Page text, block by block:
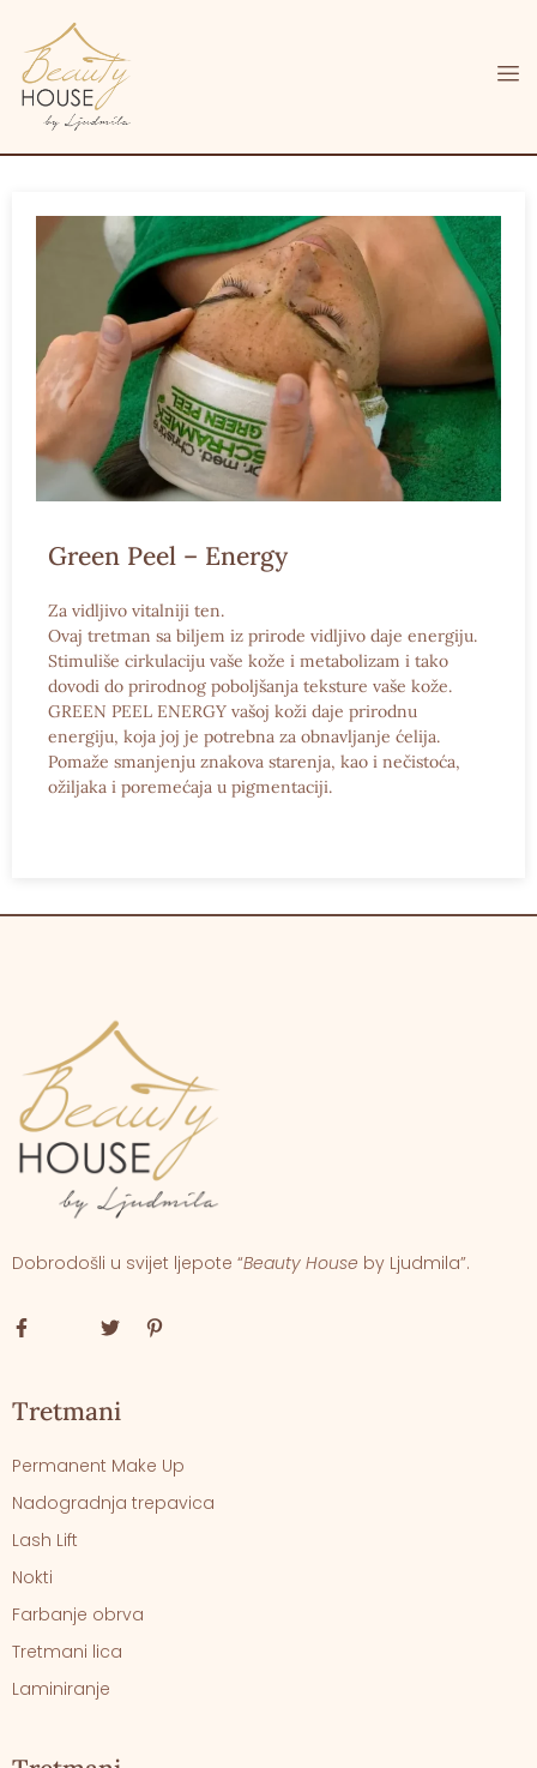
Green Peel – Energy
Za vidljivo vitalniji ten.
Ovaj tretman sa biljem iz prirode vidljivo daje energiju.
Stimuliše cirkulaciju vaše kože i metabolizam i tako
dovodi do prirodnog poboljšanja teksture vaše kože.
GREEN PEEL ENERGY vašoj koži daje prirodnu
energiju, koja joj je potrebna za obnavljanje ćelija.
Pomaže smanjenju znakova starenja, kao i nečistoća,
ožiljaka i poremećaja u pigmentaciji.
Dobrodošli u svijet ljepote “Beauty House by Ljudmila”.
Tretmani
Permanent Make Up
Nadogradnja trepavica
Lash Lift
Nokti
Farbanje obrva
Tretmani lica
Laminiranje